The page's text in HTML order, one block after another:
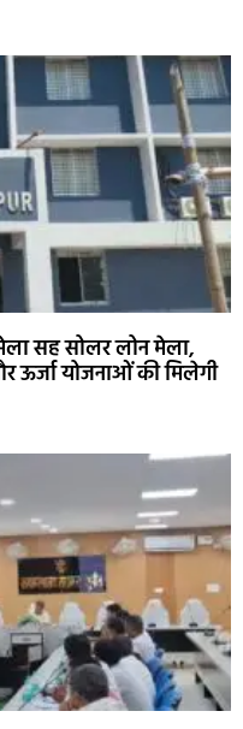
सह सोलर लोन मेला,
ऊर्जा योजनाओं की मिलेगी